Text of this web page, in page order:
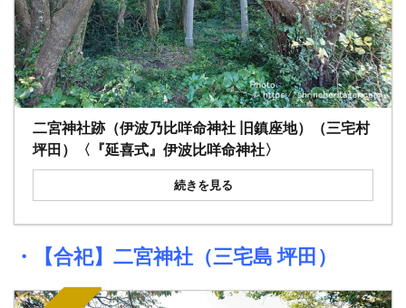
二宮神社跡（伊波乃比咩命神社 旧鎮座地）（三宅村
坪田）〈『延喜式』伊波比咩命神社〉
続きを見る
・【合祀】 二宮神社（三宅島 坪田）